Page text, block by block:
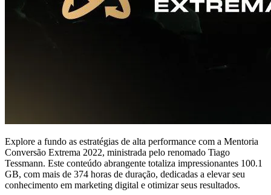
Explore a fundo as estratégias de alta performance com a Mentoria
Conversão Extrema 2022, ministrada pelo renomado Tiago
Tessmann. Este conteúdo abrangente totaliza impressionantes 100.1
GB, com mais de 374 horas de duração, dedicadas a elevar seu
conhecimento em marketing digital e otimizar seus resultados.